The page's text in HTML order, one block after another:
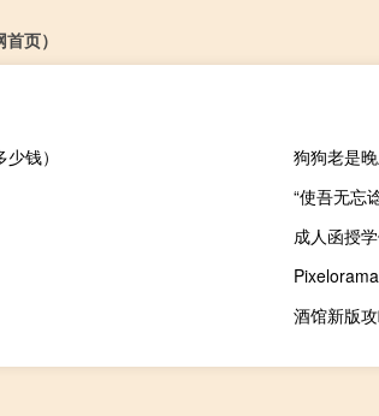
页）
钱）
狗狗老是
“使吾无忘
成人函授
酒馆新版